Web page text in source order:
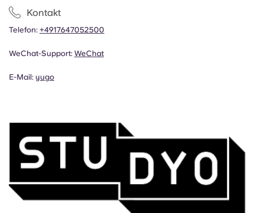
Kontakt
Telefon: +4917647052500
WeChat-Support: WeChat
E-Mail: yugo